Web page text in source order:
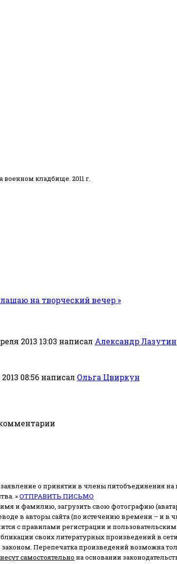
кладбище. 2011 г.
на творческий вечер »
2013 13:03 написал Александр Лазутин
08:56 написал Ольга Цвиркун
о принятии в члены литобъединения
»ОТПРАВИТЬ ПИСЬМО
и фамилию, загрузить свою фотографию
в авторы сайта (по истечению времени – и
с правилами регистрации и
своих литературных произведений в
Перепечатка произведений возможна
самостоятельно на основании